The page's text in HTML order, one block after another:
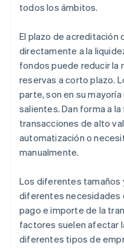
todos los ámbitos.
El plazo de
directamente a la
fondos puede reducir la
reservas a corto plazo.
parte, son en su
salientes. Dan forma a
transacciones de alto
automatización o
manualmente.
Los diferentes tamaños
diferentes necesidades
pago e importe de la
factores suelen afectar
diferentes tipos de